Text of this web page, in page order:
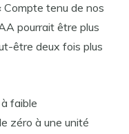
Compte tenu de nos
pourrait être plus
être deux fois plus
faible
zéro à une unité